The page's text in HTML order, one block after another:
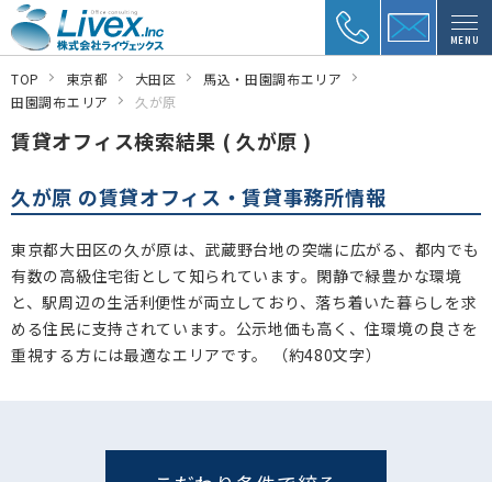
MENU
TOP 東京都 大田区
馬込・田園調布エリア
田園調布エリア
久が原
賃貸オフィス検索結果 ( 久が原 )
久が原 の賃貸オフィス・賃貸事務所情報
東京都大田区の久が原は、武蔵野台地の突端に広がる、都内でも
有数の高級住宅街として知られています。閑静で緑豊かな環境
と、駅周辺の生活利便性が両立しており、落ち着いた暮らしを求
める住民に支持されています。公示地価も高く、住環境の良さを
重視する方には最適なエリアです。 （約480文字）